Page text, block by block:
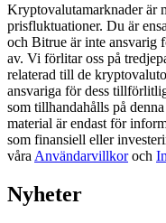
Gå med de bästa
Bli en Copy Trader
Kryptovalutamarknader är
prisfluktuationer. Du är
och Bitrue är inte ansvarig
av. Vi förlitar oss på
relaterad till de
ansvariga för dess
som tillhandahålls på
material är endast för
som finansiell eller
våra Användarvillkoroch
Nyheter